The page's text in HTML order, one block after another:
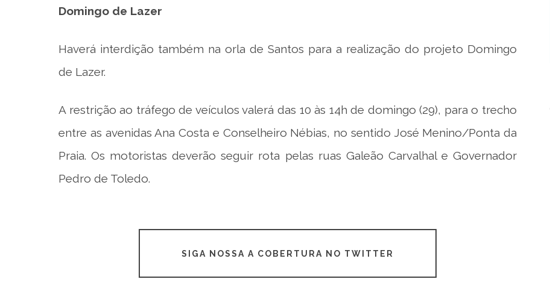
Domingo de Lazer
Haverá interdição também na orla de Santos para a realização do projeto Domingo
de Lazer.
A restrição ao tráfego de veículos valerá das 10 às 14h de domingo (29), para o trecho
entre as avenidas Ana Costa e Conselheiro Nébias, no sentido José Menino/Ponta da
Praia. Os motoristas deverão seguir rota pelas ruas Galeão Carvalhal e Governador
Pedro de Toledo.
SIGA NOSSA A COBERTURA NO TWITTER